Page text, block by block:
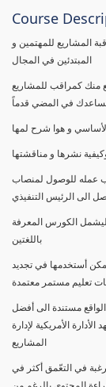
Course
المشاريع للمهتمين و
المبتدئين في المجال
منك كمراقب للمشاريع
في المضي قدماً
نشرها و مناقشتها
عمله للوصول لمنصاب
الى الرئيس التنفيذي
الكورس المعرفة
باللغتين
أستخدمها في تجديد
تعليم مستمر معتمدة
مستندة الى أفضل
الأمريكية لإدارة
المشاريع
في التعّمق أكثر في